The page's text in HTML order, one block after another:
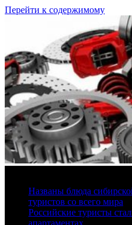
Перейти к содержимому
Названы блюда
туристов со всего мира
Российские туристы
апартаментах